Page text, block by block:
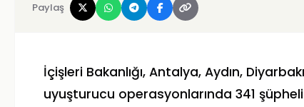
Paylaş
İçişleri Bakanlığı, Antalya, Aydın,
uyuşturucu operasyonlarında 341